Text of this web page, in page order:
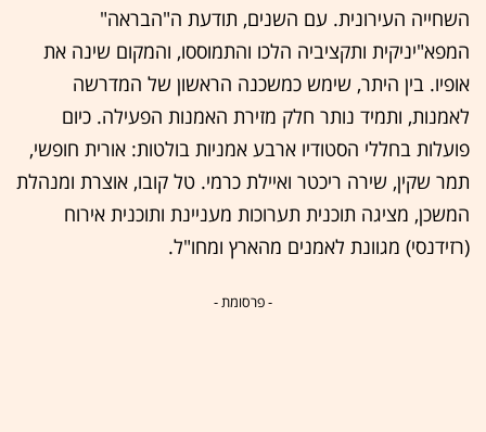
השחייה העירונית. עם השנים, תודעת ה"הבראה"
המפא"יניקית ותקציביה הלכו והתמוססו, והמקום שינה את
אופיו. בין היתר, שימש כמשכנה הראשון של המדרשה
לאמנות, ותמיד נותר חלק מזירת האמנות הפעילה. כיום
פועלות בחללי הסטודיו ארבע אמניות בולטות: אורית חופשי,
תמר שקין, שירה ריכטר ואיילת כרמי. טל קובו, אוצרת ומנהלת
המשכן, מציגה תוכנית תערוכות מעניינת ותוכנית אירוח
(רזידנסי) מגוונת לאמנים מהארץ ומחו"ל.
- פרסומת -